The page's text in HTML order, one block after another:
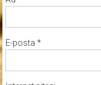
E-posta *